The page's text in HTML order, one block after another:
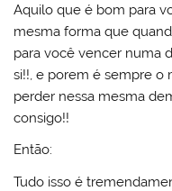
Aquilo que é bom para
mesma forma que
para você vencer numa
si!!, e porem é sempre o
perder nessa mesma
consigo!!
Então:
Tudo isso é